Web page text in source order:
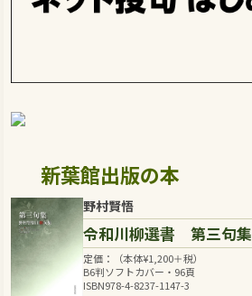
新葉館出版の本
野村賢悟
令和川柳選書 第三句集
定価：（本体¥1,200＋税）
B6判ソフトカバー・96頁
ISBN978-4-8237-1147-3